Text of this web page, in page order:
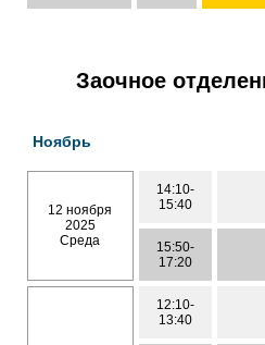
Заочное
Ноябрь
12 ноября
2025
Среда
14:10-
15:40
15:50-
17:20
12:10-
13:40